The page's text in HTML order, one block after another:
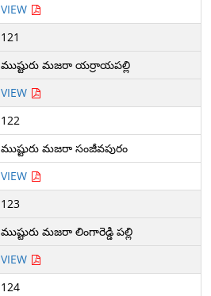
VIEW
121
ముష్టురు మజరా యర్రాయపల్లి
VIEW
122
ముష్టురు మజరా సంజీవపురం
VIEW
123
ముష్టురు మజరా లింగారెడ్డి పల్లి
VIEW
124